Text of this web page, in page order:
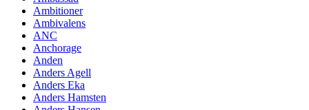
Ambitioner
Ambivalens
ANC
Anchorage
Anden
Anders Agell
Anders Eka
Anders Hamsten